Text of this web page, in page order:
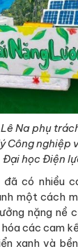
Na phụ
Công nghiệp
Đại học Điện
có nhiều
một cách
nặng nề
các cam
xanh và